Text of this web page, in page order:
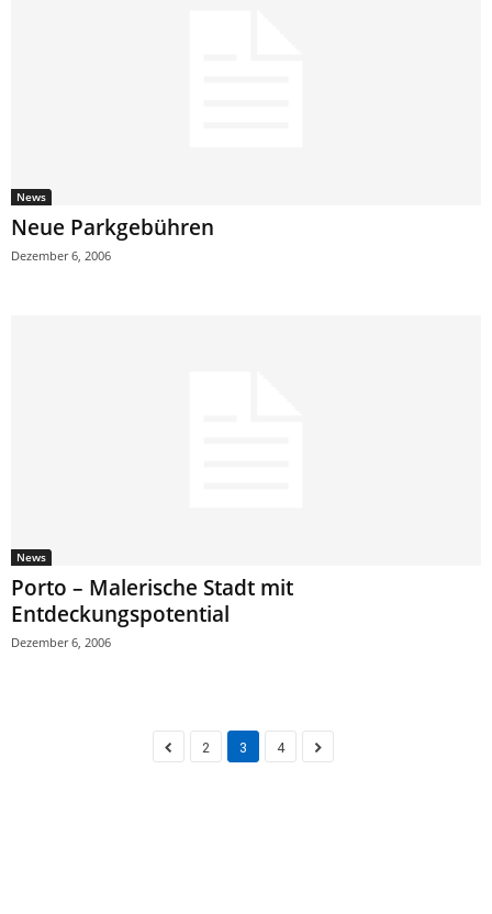
News
Neue Parkgebühren
Dezember 6, 2006
News
Porto – Malerische Stadt mit
Entdeckungspotential
Dezember 6, 2006
2 3 4